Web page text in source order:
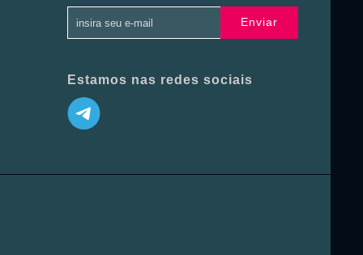
Enviar
Estamos nas redes sociais